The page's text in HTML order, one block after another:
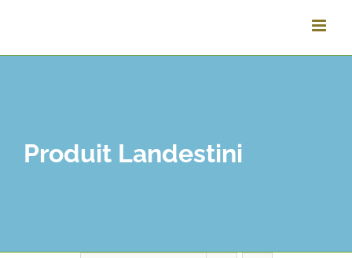
contenu
Produit Landestini